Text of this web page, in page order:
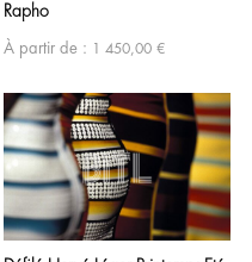
Rapho
À partir de : 1 450,00 €